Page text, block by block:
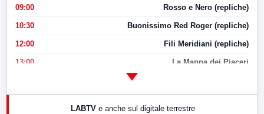
09:00 Rosso e Nero (repliche)
10:30 Buonissimo Red Roger (repliche)
12:00 Fili Meridiani (repliche)
13:00 La Mappa dei Piaceri
LABTV e anche sul digitale terrestre